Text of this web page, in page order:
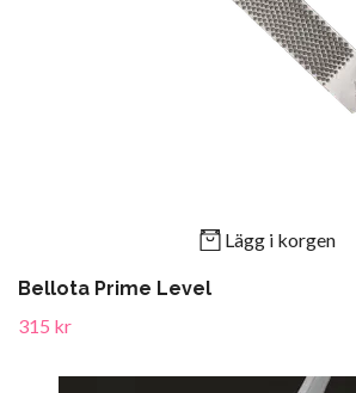
Lägg i korgen
Bellota Prime Level
315 kr